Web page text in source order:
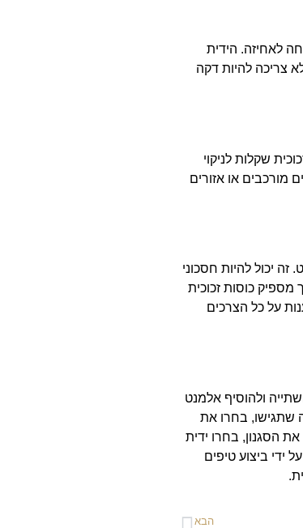
לאחיזה. הידית
צריכה להיות דקה
שקלות לניקוי
מורכבים או אזורים
יכול להיות חסכוני
מספיק כוסות זכוכית
על כל הצרכים
ולהוסיף אלמנט
שתגישו, בחרו את
את הסגנון, בחרו ידית
ידי ביצוע טיפים
הבא